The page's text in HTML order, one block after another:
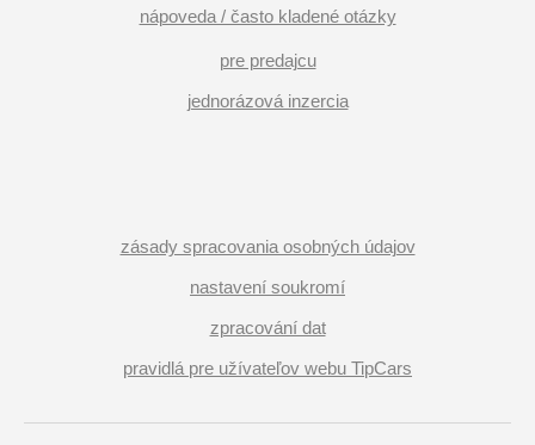
nápoveda / často kladené otázky
pre predajcu
jednorázová inzercia
zásady spracovania osobných údajov
nastavení soukromí
zpracování dat
pravidlá pre užívateľov webu TipCars